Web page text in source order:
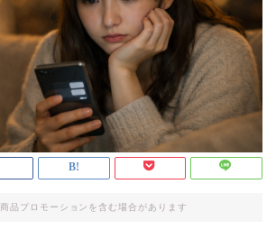
品プロモーションを含む場合があります